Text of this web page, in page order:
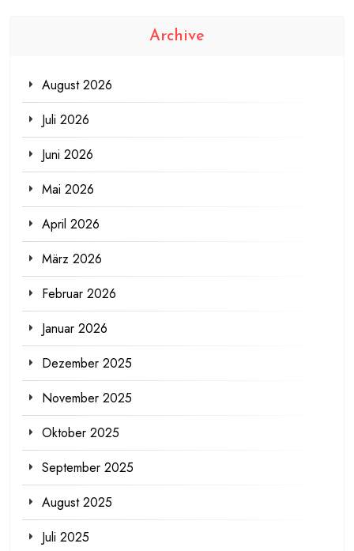
Archive
August 2026
Juli 2026
Juni 2026
Mai 2026
April 2026
März 2026
Februar 2026
Januar 2026
Dezember 2025
November 2025
Oktober 2025
September 2025
August 2025
Juli 2025